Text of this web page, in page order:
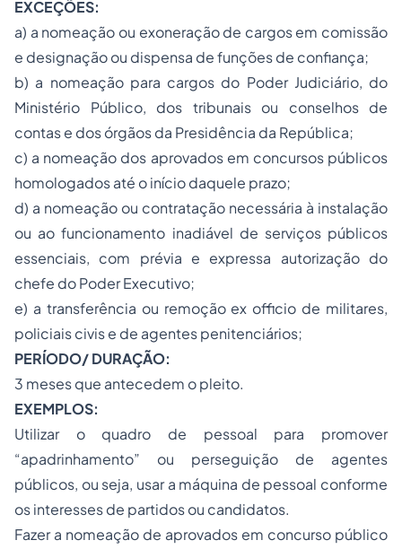
EXCEÇÕES:
a) a nomeação ou exoneração de cargos em comissão
e designação ou dispensa de funções de confiança;
b) a nomeação para cargos do Poder Judiciário, do
Ministério Público, dos tribunais ou conselhos de
contas e dos órgãos da Presidência da República;
c) a nomeação dos aprovados em concursos públicos
homologados até o início daquele prazo;
d) a nomeação ou contratação necessária à instalação
ou ao funcionamento inadiável de serviços públicos
essenciais, com prévia e expressa autorização do
chefe do Poder Executivo;
e) a transferência ou remoção ex officio de militares,
policiais civis e de agentes penitenciários;
PERÍODO/ DURAÇÃO:
3 meses que antecedem o pleito.
EXEMPLOS:
Utilizar o quadro de pessoal para promover
“apadrinhamento” ou perseguição de agentes
públicos, ou seja, usar a máquina de pessoal conforme
os interesses de partidos ou candidatos.
Fazer a nomeação de aprovados em concurso público